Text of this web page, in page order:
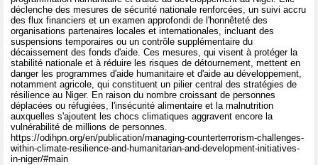
déclenche des mesures de sécurité nationale renforcées, un suivi accru
des flux financiers et un examen approfondi de l'honnêteté des
organisations partenaires locales et internationales, incluant des
suspensions temporaires ou un contrôle supplémentaire du
décaissement des fonds d'aide. Ces mesures, qui visent à protéger la
stabilité nationale et à réduire les risques de détournement, mettent en
danger les programmes d'aide humanitaire et d'aide au développement,
notamment agricole, qui constituent un pilier central des stratégies de
résilience au Niger. En raison du nombre croissant de personnes
déplacées ou réfugiées, l'insécurité alimentaire et la malnutrition
auxquelles s'ajoutent les chocs climatiques aggravent encore la
vulnérabilité de millions de personnes.
https://odihpn.org/en/publication/managing-counterterrorism-challenges-
within-climate-resilience-and-humanitarian-and-development-initiatives-
in-niger/#main